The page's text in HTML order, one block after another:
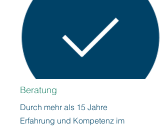
Beratung
Durch mehr als 15 Jahre
Erfahrung und Kompetenz im